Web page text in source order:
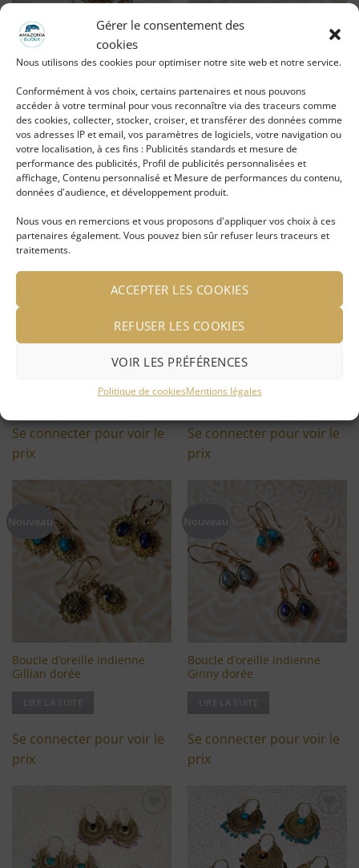
Gérer le consentement des
cookies
Nous utilisons des cookies pour optimiser notre site web et notre service.
Conformément à vos choix, certains partenaires et nous pouvons
accéder à votre terminal pour vous reconnaître via des traceurs comme
des cookies, collecter, stocker, croiser, et transférer des données comme
vos adresses IP et email, vos paramètres de logiciels, votre navigation ou
votre localisation, à ces fins : Publicités standards et mesure de
performance des publicités, Profil de publicités personnalisées et
affichage, Contenu personnalisé et Mesure de performances du contenu,
données d'audience, et développement produit.
Nous vous en remercions et vous proposons d'appliquer vos choix à ces
partenaires également. Vous pouvez bien sûr refuser leurs traceurs et
traitements.
ACCEPTER LES COOKIES
REFUSER LES COOKIES
VOIR LES PRÉFÉRENCES
Politique de cookiesMentions légales
Boucle spirale dorée Grace
LIRE LA SUITE
Se connecter pour voir le
prix
dorée Gaïa
LIRE LA SUITE
Se connecter pour voir le
prix
à ma
liste
Boucle d’oreille indienne
Se connecter pour voir le
prix
Ajouter
à ma
liste
Boucle d’oreille indienne
dorée Giulia
LIRE LA SUITE
Se connecter pour voir le
prix
Ajouter
à ma
liste
d'envies
Boucle d’oreille indienne
Gillian dorée
Se connecter pour voir le
prix
Ajouter
à ma
liste
d'envies
Boucle d’oreille indienne
Ginny dorée
Se connecter pour voir le
prix
Ajouter
à ma
liste
Ajouter
à ma
d'envies